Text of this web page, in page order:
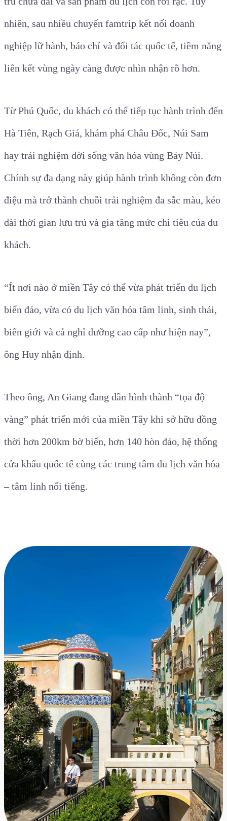
nhiên, sau nhiều chuyến famtrip kết nối doanh
nghiệp lữ hành, báo chí và đối tác quốc tế, tiềm năng
liên kết vùng ngày càng được nhìn nhận rõ hơn.
Từ Phú Quốc, du khách có thể tiếp tục hành trình đến
Hà Tiên, Rạch Giá, khám phá Châu Đốc, Núi Sam
hay trải nghiệm đời sống văn hóa vùng Bảy Núi.
Chính sự đa dạng này giúp hành trình không còn đơn
điệu mà trở thành chuỗi trải nghiệm đa sắc màu, kéo
dài thời gian lưu trú và gia tăng mức chi tiêu của du
khách.
“Ít nơi nào ở miền Tây có thể vừa phát triển du lịch
biển đảo, vừa có du lịch văn hóa tâm linh, sinh thái,
biên giới và cả nghỉ dưỡng cao cấp như hiện nay”,
ông Huy nhận định.
Theo ông, An Giang đang dần hình thành “tọa độ
vàng” phát triển mới của miền Tây khi sở hữu đồng
thời hơn 200km bờ biển, hơn 140 hòn đảo, hệ thống
cửa khẩu quốc tế cùng các trung tâm du lịch văn hóa
– tâm linh nổi tiếng.